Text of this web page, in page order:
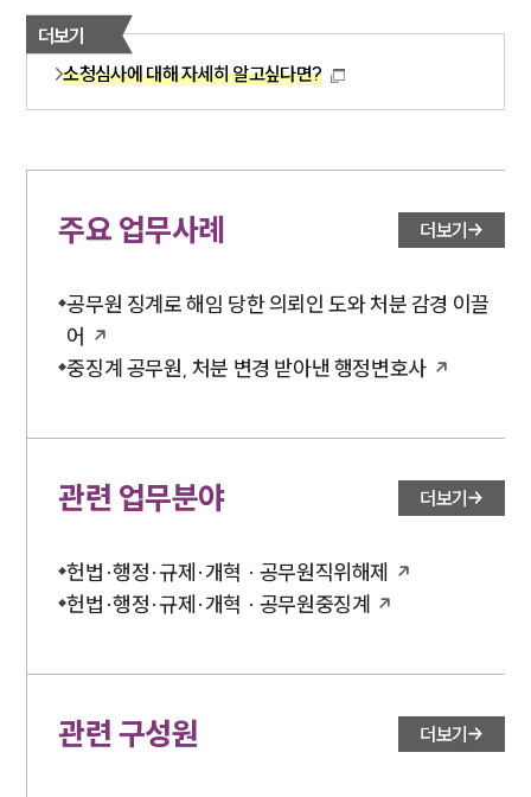
더보기
소청심사에 대해 자세히 알고싶다면?
주요 업무사례 더보기
공무원 징계로 해임 당한 의뢰인 도와 처분 감경 이끌
어
중징계 공무원, 처분 변경 받아낸 행정변호사
관련 업무분야 더보기
헌법·행정·규제·개혁 · 공무원직위해제
헌법·행정·규제·개혁 · 공무원중징계
관련 구성원 더보기